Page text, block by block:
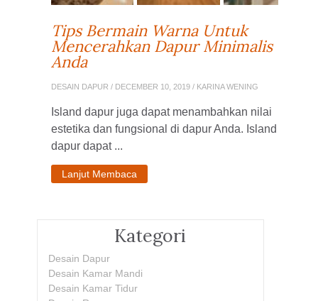
Tips Bermain Warna Untuk
Mencerahkan Dapur Minimalis
Anda
DESAIN DAPUR / DECEMBER 10, 2019 / KARINA WENING
Island dapur juga dapat menambahkan nilai
estetika dan fungsional di dapur Anda. Island
dapur dapat ...
Lanjut Membaca
Kategori
Desain Dapur
Desain Kamar Mandi
Desain Kamar Tidur